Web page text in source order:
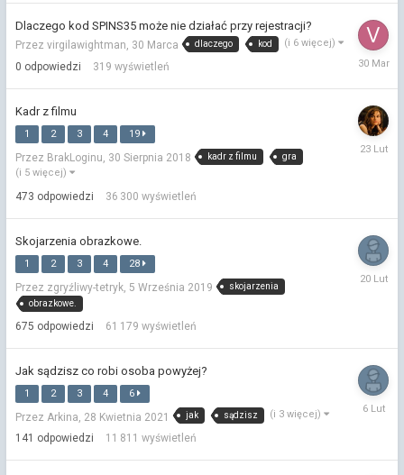
Dlaczego kod SPINS35 może nie działać przy rejestracji?
Przez virgilawightman, 30 Marca dlaczego kod (i 6 więcej)
0 odpowiedzi 319 wyświetleń
30
Kadr z filmu
1 2 3 4 19
Przez BrakLoginu, 30 Sierpnia 2018 kadr z filmu gra
(i 5 więcej)
473 odpowiedzi 36 300 wyświetleń
23
Skojarzenia obrazkowe.
1 2 3 4 28
Przez zgryźliwy-tetryk, 5 Września 2019
skojarzenia
obrazkowe.
675 odpowiedzi 61 179 wyświetleń
20
Jak sądzisz co robi osoba powyżej?
1 2 3 4 6
Przez Arkina, 28 Kwietnia 2021 jak sądzisz (i 3 więcej)
141 odpowiedzi 11 811 wyświetleń